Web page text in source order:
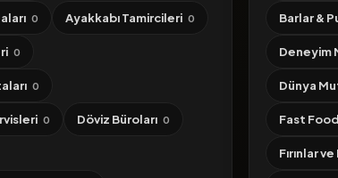
0 Ayakkabı Tamircileri 0
0
0
0 Döviz Büroları 0
Barlar &
Deneyim
Dünya
Fast
Fırınlar